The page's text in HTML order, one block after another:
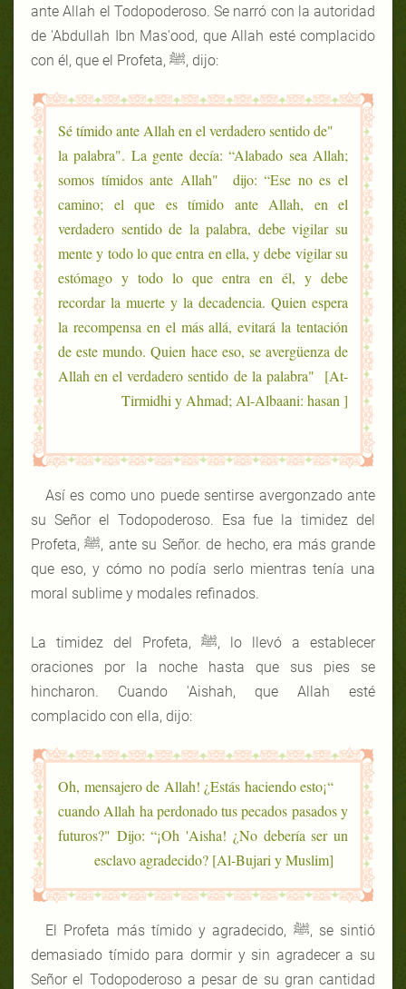
ante Allah el Todopoderoso. Se narró con la autoridad
de 'Abdullah Ibn Mas'ood, que Allah esté complacido
con él, que el Profeta, ﷺ, dijo:
"Sé tímido ante Allah en el verdadero sentido de
la palabra". La gente decía: “Alabado sea Allah;
somos tímidos ante Allah" dijo: “Ese no es el
camino; el que es tímido ante Allah, en el
verdadero sentido de la palabra, debe vigilar su
mente y todo lo que entra en ella, y debe vigilar su
estómago y todo lo que entra en él, y debe
recordar la muerte y la decadencia. Quien espera
la recompensa en el más allá, evitará la tentación
de este mundo. Quien hace eso, se avergüenza de
Allah en el verdadero sentido de la palabra" [At-
Así es como uno puede sentirse avergonzado ante
su Señor el Todopoderoso. Esa fue la timidez del
Profeta, ﷺ, ante su Señor. de hecho, era más grande
que eso, y cómo no podía serlo mientras tenía una
moral sublime y modales refinados.
La timidez del Profeta, ﷺ, lo llevó a establecer
oraciones por la noche hasta que sus pies se
hincharon. Cuando 'Aishah, que Allah esté
complacido con ella, dijo:
“¡Oh, mensajero de Allah! ¿Estás haciendo esto
cuando Allah ha perdonado tus pecados pasados y
futuros?" Dijo: “¡Oh 'Aisha! ¿No debería ser un
esclavo agradecido? [Al-Bujari y Muslim]
El Profeta más tímido y agradecido, ﷺ, se sintió
demasiado tímido para dormir y sin agradecer a su
Señor el Todopoderoso a pesar de su gran cantidad